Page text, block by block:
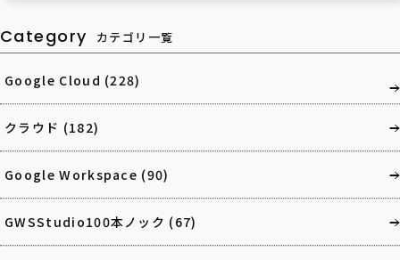
Category カテゴリ一覧
Google Cloud (228)
クラウド (182)
Google Workspace (90)
GWSStudio100本ノック (67)